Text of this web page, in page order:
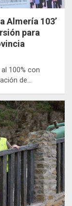
Almería 103’
para
100% con
de…